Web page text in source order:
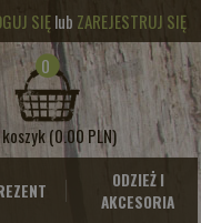
SIĘlub ZAREJESTRUJ SIĘ
0
(0.00 PLN)
ODZIEŻ I
AKCESORIA